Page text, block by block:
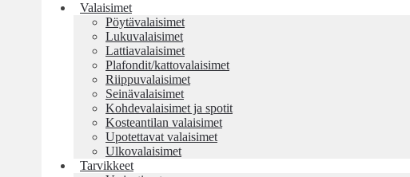
Valaisimet
Pöytävalaisimet
Lukuvalaisimet
Lattiavalaisimet
Plafondit/kattovalaisimet
Riippuvalaisimet
Seinävalaisimet
Kohdevalaisimet ja spotit
Kosteantilan valaisimet
Upotettavat valaisimet
Ulkovalaisimet
Tarvikkeet